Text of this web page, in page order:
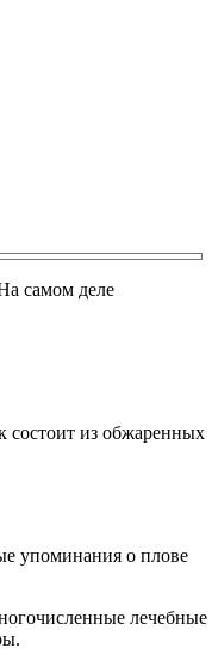
самом деле
состоит из обжаренных
упоминания о плове
лечебные